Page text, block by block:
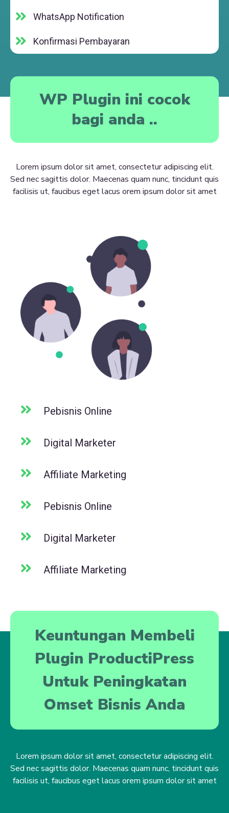
WhatsApp Notification
Konfirmasi Pembayaran
WP Plugin ini cocok
bagi anda ..
Lorem ipsum dolor sit amet, consectetur adipiscing elit.
Sed nec sagittis dolor. Maecenas quam nunc, tincidunt quis
facilisis ut, faucibus eget lacus orem ipsum dolor sit amet
Pebisnis Online
Digital Marketer
Affiliate Marketing
Pebisnis Online
Digital Marketer
Affiliate Marketing
Keuntungan Membeli
Plugin ProductiPress
Untuk Peningkatan
Omset Bisnis Anda
Lorem ipsum dolor sit amet, consectetur adipiscing elit.
Sed nec sagittis dolor. Maecenas quam nunc, tincidunt quis
facilisis ut, faucibus eget lacus orem ipsum dolor sit amet